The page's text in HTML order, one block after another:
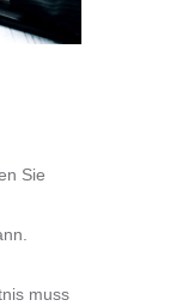
Sie
muss